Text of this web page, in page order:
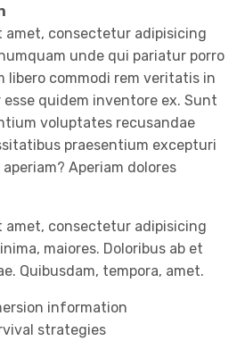
amet, consectetur adipisicing
unde qui pariatur porro
libero commodi rem veritatis in
quidem inventore ex. Sunt
voluptates recusandae
praesentium excepturi
Aperiam dolores
amet, consectetur adipisicing
maiores. Doloribus ab et
Quibusdam, tempora, amet.
information
strategies